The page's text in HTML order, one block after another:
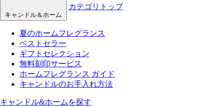
キャンドル＆ホーム
カテゴリトップ
夏のホームフレグランス
ベストセラー
ギフトセレクション
無料刻印サービス
ホームフレグランス ガイド
キャンドルのお手入れ方法
キャンドル&ホームを探す